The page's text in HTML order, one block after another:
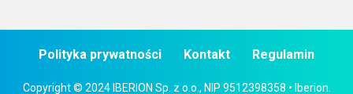
Copyright © 2024 IBERION Sp. z o.o., NIP 9512398358 • Iberion.
Polityka prywatności Kontakt Regulamin